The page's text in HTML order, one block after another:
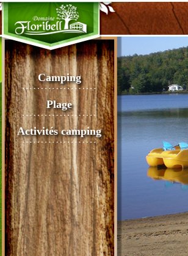
Camping
Plage
Activités camping